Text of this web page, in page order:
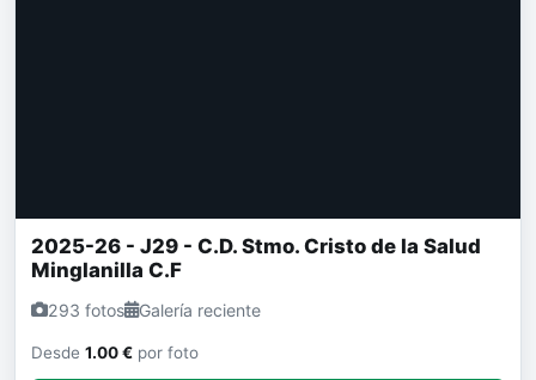
2025-26 - J29 - C.D. Stmo. Cristo de la Salud
Minglanilla C.F
293 fotos Galería reciente
Desde 1.00 € por foto